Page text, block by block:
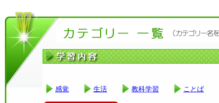
感覚 生活 教科学習 ことば